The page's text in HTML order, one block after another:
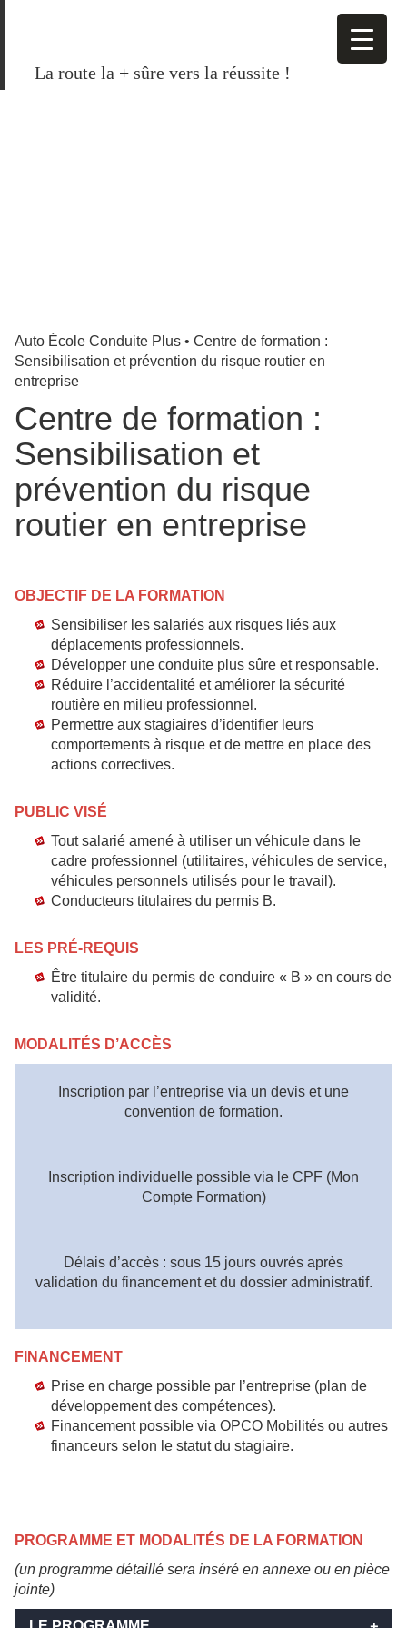
La route la + sûre vers la réussite !
Auto École Conduite Plus • Centre de formation :
Sensibilisation et prévention du risque routier en
entreprise
Centre de formation :
Sensibilisation et
prévention du risque
routier en entreprise
OBJECTIF DE LA FORMATION
Sensibiliser les salariés aux risques liés aux
déplacements professionnels.
Développer une conduite plus sûre et responsable.
Réduire l’accidentalité et améliorer la sécurité
routière en milieu professionnel.
Permettre aux stagiaires d’identifier leurs
comportements à risque et de mettre en place des
actions correctives.
PUBLIC VISÉ
Tout salarié amené à utiliser un véhicule dans le
cadre professionnel (utilitaires, véhicules de service,
véhicules personnels utilisés pour le travail).
Conducteurs titulaires du permis B.
LES PRÉ-REQUIS
Être titulaire du permis de conduire « B » en cours de
validité.
MODALITÉS D’ACCÈS
Inscription par l’entreprise via un devis et une
convention de formation.
Inscription individuelle possible via le CPF (Mon
Compte Formation)
Délais d’accès : sous 15 jours ouvrés après
validation du financement et du dossier administratif.
FINANCEMENT
Prise en charge possible par l’entreprise (plan de
développement des compétences).
Financement possible via OPCO Mobilités ou autres
financeurs selon le statut du stagiaire.
PROGRAMME ET MODALITÉS DE LA FORMATION
(un programme détaillé sera inséré en annexe ou en pièce
jointe)